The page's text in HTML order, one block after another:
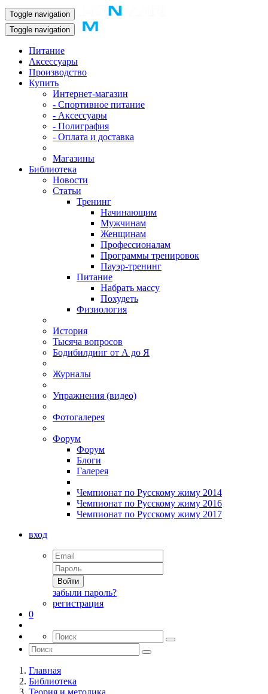
Toggle navigation
Toggle navigation
Питание
Аксессуары
Производство
Купить
Интернет-магазин
- Спортивное питание
- Аксессуары
- Полиграфия
- Оплата и доставка
Магазины
Библиотека
Новости
Статьи
Тренинг
Начинающим
Мужчинам
Женщинам
Профессионалам
Программы тренировок
Пауэр-тренинг
Питание
Набрать массу
Похудеть
Физиология
История
Тысяча вопросов
Бодибилдинг от А до Я
Журналы
Упражнения (видео)
Фотогалерея
Форум
Форум
Блоги
Галерея
Чемпионат по Русскому жиму 2014
Чемпионат по Русскому жиму 2016
Чемпионат по Русскому жиму 2017
вход
Войти
забыли пароль?
регистрация
0
Главная
Библиотека
Теория и методика